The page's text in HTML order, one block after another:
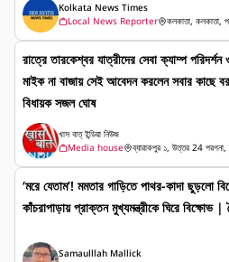
Kolkata News Times
Local News Reporter
কলকাতা, কলকাতা,
রাত্রে তারকেশ্বর যাত্রীদের সেবা ক্যাম্প পরিদর্শন
মাইক না বাজায় সেই আবেদন করলেন সবার কাছে
বিধায়ক সজল ঘোষ
খাস বাত্ ইন্ডিয়া নিউজ
Media house
ব্যারাকপুর ১, উত্তর 24 পরগনা,
‘মরে যেতাম’! মমতার গাড়িতে পাথর-কাদা ছুড়লো
কাঁচরাপাড়ায় প্রাক্তন মুখ্যমন্ত্রীকে ঘিরে বিক্ষোভ |
Samaulllah Mallick